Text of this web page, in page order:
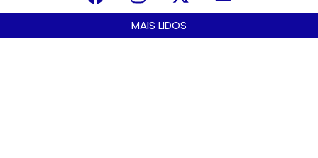
MAIS LIDOS